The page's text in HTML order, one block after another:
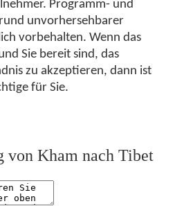
Programm- und
unvorhersehbarer
vorbehalten. Wenn das
Sie bereit sind, das
zu akzeptieren, dann ist
für Sie.
von Kham nach Tibet